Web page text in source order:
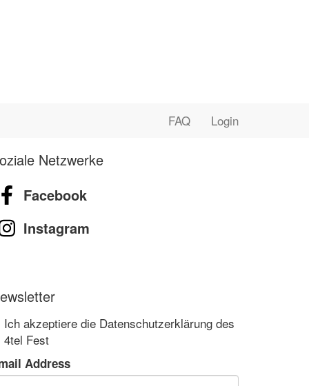
FAQ Login
Netzwerke
Facebook
Instagram
Ich akzeptiere die Datenschutzerklärung des
4tel Fest
Address